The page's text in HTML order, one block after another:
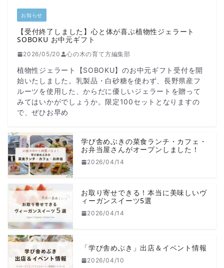
お知らせ
【受付終了しました】心と体が喜ぶ植物性ジェラート
SOBOKU お中元ギフト
2026/05/20 心の木の育て方編集部
植物性ジェラート【SOBOKU】のお中元ギフト受付を開
始いたしました。乳製品・白砂糖を使わず、長野県産フ
ルーツを使用した、からだに優しいジェラートを贈って
みてはいかがでしょうか。限定100セットとなりますの
で、ぜひお早め
学び舎めぶきの菜食ランチ・カフェ・
お弁当屋さんがオープンしました！
2026/04/14
お取り寄せできる！本当に美味しいヴ
ィーガンスイーツ5選
2026/04/14
「学び舎めぶき」出店＆イベント情報
2026/04/10